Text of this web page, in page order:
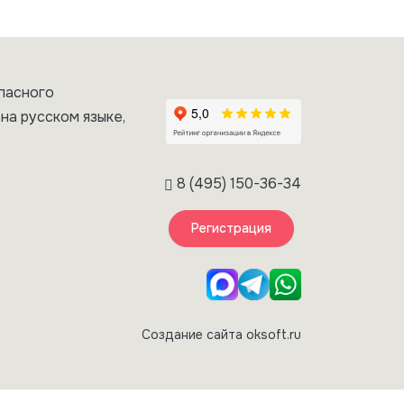
русском языке,
8 (495) 150-36-34
Регистрация
Создание сайта oksoft.ru